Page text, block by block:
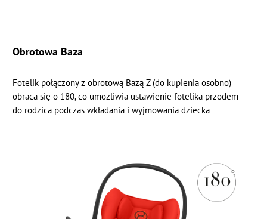
Obrotowa Baza
Fotelik połączony z obrotową Bazą Z (do kupienia osobno)
obraca się o 180, co umożliwia ustawienie fotelika przodem
do rodzica podczas wkładania i wyjmowania dziecka